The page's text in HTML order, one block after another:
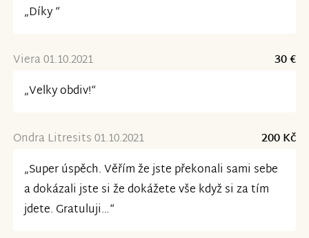
„Díky “
Viera 01.10.2021
30 €
„Velky obdiv!“
Ondra Litresits 01.10.2021
200 Kč
„Super úspěch. Věřím že jste překonali sami sebe
a dokázali jste si že dokážete vše když si za tím
jdete. Gratuluji…“